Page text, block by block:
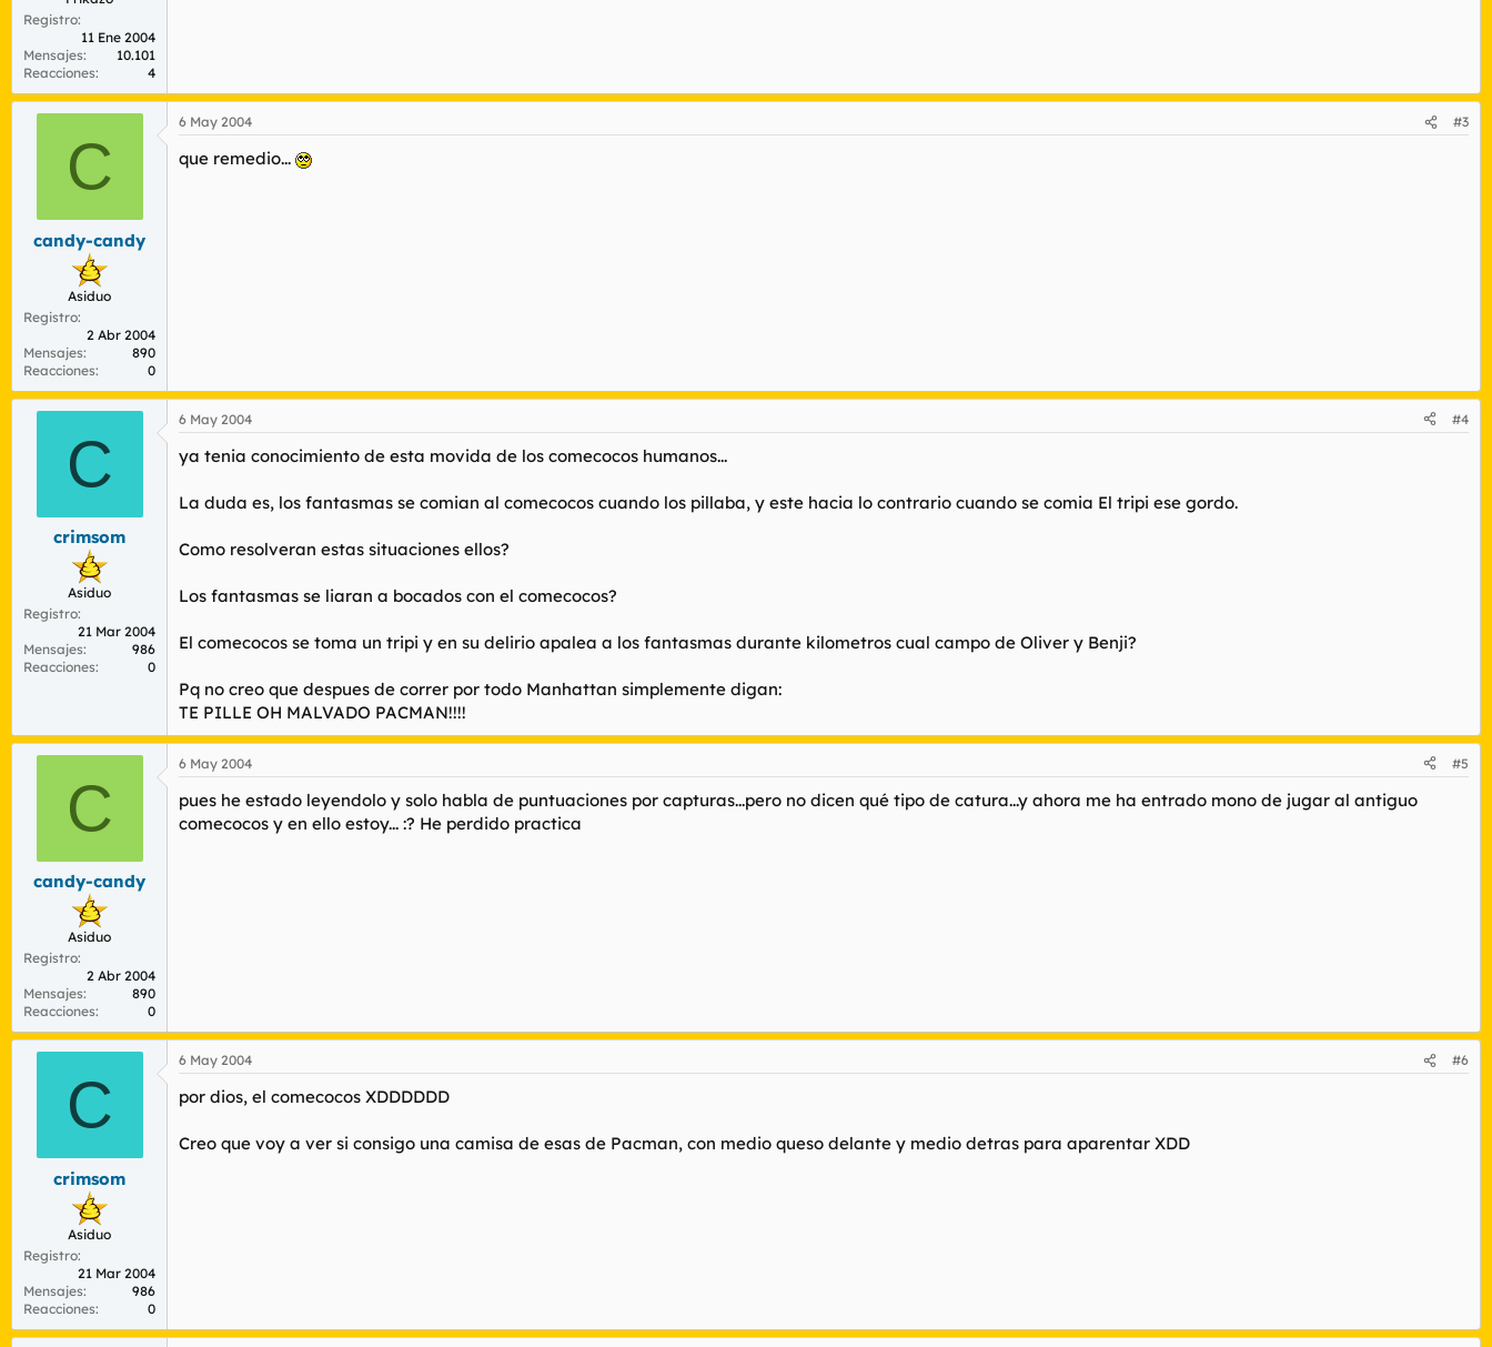
Registro
11 Ene 2004
Mensajes
10.101
Reacciones
4
C
candy-candy
Asiduo
Registro
2 Abr 2004
Mensajes
890
Reacciones
0
6 May 2004 #3
que remedio...
C
crimsom
Asiduo
Registro
21 Mar 2004
Mensajes
986
Reacciones
0
6 May 2004 #4
ya tenia conocimiento de esta movida de los comecocos humanos...
La duda es, los fantasmas se comian al comecocos cuando los pillaba, y este hacia lo contrario cuando se comia El tripi ese gordo.
Como resolveran estas situaciones ellos?
Los fantasmas se liaran a bocados con el comecocos?
El comecocos se toma un tripi y en su delirio apalea a los fantasmas durante kilometros cual campo de Oliver y Benji?
Pq no creo que despues de correr por todo Manhattan simplemente digan:
TE PILLE OH MALVADO PACMAN!!!!
C
candy-candy
Asiduo
Registro
2 Abr 2004
Mensajes
890
Reacciones
0
6 May 2004 #5
pues he estado leyendolo y solo habla de puntuaciones por capturas...pero no dicen qué tipo de catura...y ahora me ha entrado mono de jugar al antiguo
comecocos y en ello estoy... :? He perdido practica
C
crimsom
Asiduo
Registro
21 Mar 2004
Mensajes
986
Reacciones
0
6 May 2004 #6
por dios, el comecocos XDDDDDD
Creo que voy a ver si consigo una camisa de esas de Pacman, con medio queso delante y medio detras para aparentar XDD